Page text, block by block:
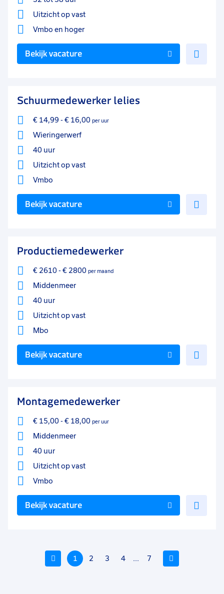
Uitzicht op vast
Vmbo en hoger
Bekijk vacature
Schuurmedewerker lelies
€ 14,99 - € 16,00 per uur
Wieringerwerf
40 uur
Uitzicht op vast
Vmbo
Bekijk vacature
Productiemedewerker
€ 2610- € 2800 per maand
Middenmeer
40 uur
Uitzicht op vast
Mbo
Bekijk vacature
Montagemedewerker
€ 15,00- € 18,00 per uur
Middenmeer
40 uur
Uitzicht op vast
Vmbo
Bekijk vacature
Vorige
1 2 3 4 ... 7